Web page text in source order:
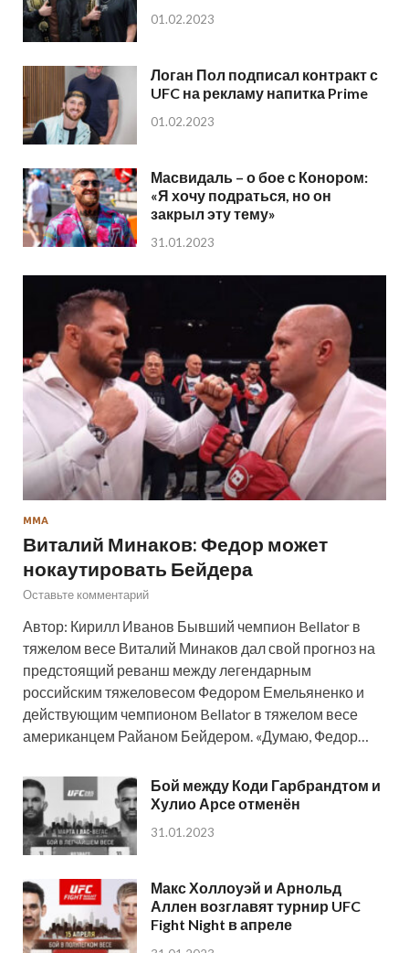
01.02.2023
Логан Пол подписал контракт с
UFC на рекламу напитка Prime
01.02.2023
Масвидаль – о бое с Конором:
«Я хочу подраться, но он
закрыл эту тему»
31.01.2023
ММА
Виталий Минаков: Федор может
нокаутировать Бейдера
Оставьте комментарий
Автор: Кирилл Иванов Бывший чемпион Bellator в
тяжелом весе Виталий Минаков дал свой прогноз на
предстоящий реванш между легендарным
российским тяжеловесом Федором Емельяненко и
действующим чемпионом Bellator в тяжелом весе
американцем Райаном Бейдером. «Думаю, Федор…
Бой между Коди Гарбрандтом и
Хулио Арсе отменён
31.01.2023
Макс Холлоуэй и Арнольд
Аллен возглавят турнир UFC
Fight Night в апреле